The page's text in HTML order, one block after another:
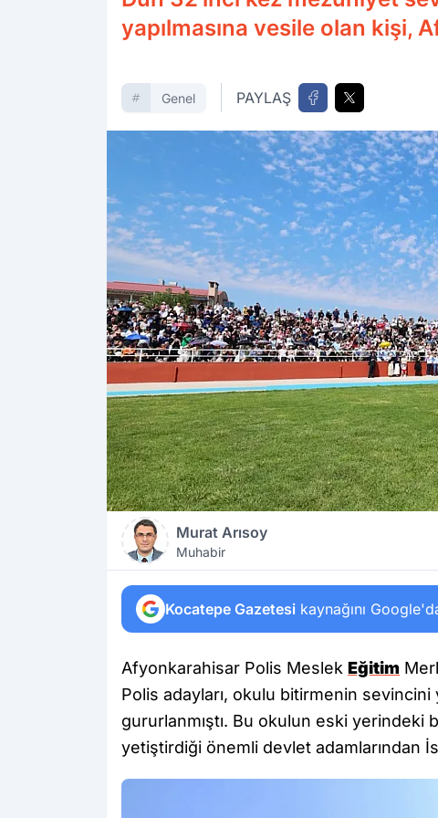
yapılmasına vesile olan kişi,
Genel PAYLAŞ
Murat Arısoy
Muhabir
Kocatepe Gazetesi kaynağını
Afyonkarahisar Polis Meslek Eğitim
Polis adayları, okulu bitirmenin
gururlanmıştı. Bu okulun eski yerindeki
yetiştirdiği önemli devlet adamlarından